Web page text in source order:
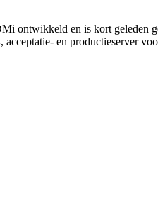
ontwikkeld en is kort
en productieserver